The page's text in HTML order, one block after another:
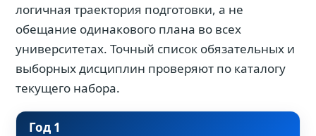
логичная траектория подготовки, а не
обещание одинакового плана во всех
университетах. Точный список обязательных и
выборных дисциплин проверяют по каталогу
текущего набора.
Год 1